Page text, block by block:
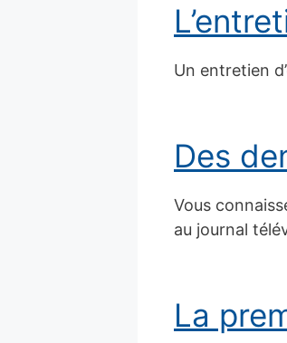
Un entretien
Des
Vous
au journal
La